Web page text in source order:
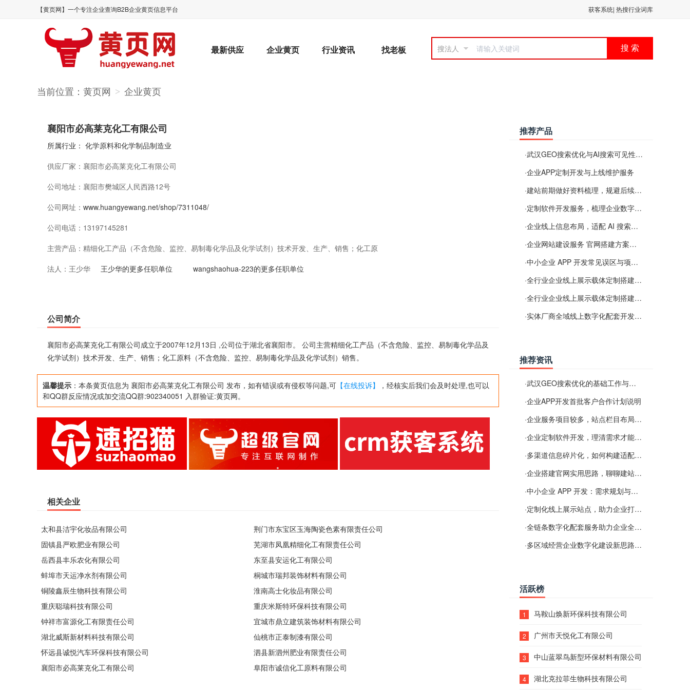
【黄页网】一个专注企业查询B2B企业黄页信息平台 获客系统| 热搜行业词库
最新供应 企业黄页 行业资讯 找老板 搜法人 搜 索
当前位置： 黄页网 > 企业黄页
襄阳市必高莱克化工有限公司
所属行业： 化学原料和化学制品制造业
供应厂家： 襄阳市必高莱克化工有限公司
公司地址： 襄阳市樊城区人民西路12号
公司网址： www.huangyewang.net/shop/7311048/
公司电话： 13197145281
主营产品： 精细化工产品（不含危险、监控、易制毒化学品及化学试剂）技术开发、生产、销售；化工原
料（不含危险、监控、易制毒化学品及化学试剂）销售。
法人： 王少华 王少华的更多任职单位 wangshaohua-223的更多任职单位
公司简介
襄阳市必高莱克化工有限公司成立于2007年12月13日 ,公司位于湖北省襄阳市。 公司主营精细化工产品（不含危险、监控、易制毒化学品及
化学试剂）技术开发、生产、销售；化工原料（不含危险、监控、易制毒化学品及化学试剂）销售。
温馨提示 ：本条黄页信息为 襄阳市必高莱克化工有限公司 发布，如有错误或有侵权等问题,可 【在线投诉】
，经核实后我们会及时处理,也可以
和QQ群反应情况或加交流QQ群:902340051 入群验证:黄页网。
相关企业
太和县洁宇化妆品有限公司
固镇县严欧肥业有限公司
岳西县丰乐农化有限公司
蚌埠市天运净水剂有限公司
铜陵鑫辰生物科技有限公司
重庆聪瑞科技有限公司
钟祥市富源化工有限责任公司
湖北威斯新材料科技有限公司
怀远县诚悦汽车环保科技有限公司
襄阳市必高莱克化工有限公司
荆门市东宝区玉海陶瓷色素有限责任公司
芜湖市凤凰精细化工有限责任公司
东至县安运化工有限公司
桐城市瑞邦装饰材料有限公司
淮南高士化妆品有限公司
重庆米斯特环保科技有限公司
宜城市鼎立建筑装饰材料有限公司
仙桃市正泰制漆有限公司
泗县新泗州肥业有限责任公司
阜阳市诚信化工原料有限公司
推荐产品
·武汉GEO搜索优化与AI搜索可见性服务
·企业APP定制开发与上线维护服务
·建站前期做好资料梳理，规避后续各类使用难题
·定制软件开发服务，梳理企业数字化落地常见难点
·企业线上信息布局，适配 AI 搜索需要留意这些要点
·企业网站建设服务 官网搭建方案经验分享
·中小企业 APP 开发常见误区与项目规划实用经验
·全行业企业线上展示载体定制搭建服务
·全行业企业线上展示载体定制搭建服务
·实体厂商全域线上数字化配套开发与地域检索优化服务
推荐资讯
·武汉GEO搜索优化的基础工作与实施思路
·企业APP开发首批客户合作计划说明
·企业服务项目较多，站点栏目布局规划参考思路
·企业定制软件开发，理清需求才能提升数字化落地效率
·多渠道信息碎片化，如何构建适配 AI 检索的品牌信息源
·企业搭建官网实用思路，聊聊建站容易忽视的问题
·中小企业 APP 开发：需求规划与项目落地避坑经验分享
·定制化线上展示站点，助力企业打通线上经营渠道
·全链条数字化配套服务助力企业全域线上经营
·多区域经营企业数字化建设新思路：多端载体与地域检索一体化落地思路分享
活跃榜
1 马鞍山焕新环保科技有限公司
2 广州市天悦化工有限公司
3 中山蓝翠鸟新型环保材料有限公司
4 湖北克拉菲生物科技有限公司